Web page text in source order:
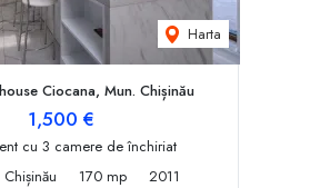
Harta
Ciocana, Mun. Chișinău
1,500 €
cu 3 camere de închiriat
170 mp
2011